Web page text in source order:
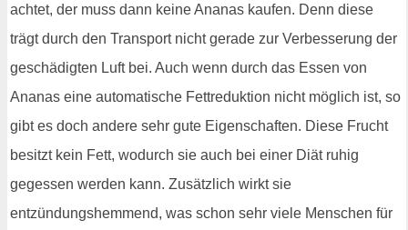
achtet, der muss dann keine Ananas kaufen. Denn diese
trägt durch den Transport nicht gerade zur Verbesserung der
geschädigten Luft bei. Auch wenn durch das Essen von
Ananas eine automatische Fettreduktion nicht möglich ist, so
gibt es doch andere sehr gute Eigenschaften. Diese Frucht
besitzt kein Fett, wodurch sie auch bei einer Diät ruhig
gegessen werden kann. Zusätzlich wirkt sie
entzündungshemmend, was schon sehr viele Menschen für